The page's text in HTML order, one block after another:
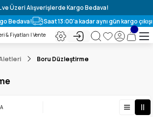
ve Üzeri Alışverişlerde Kargo Bedava!
Bedava!
Saat 13:00'a kadar aynı gün kargo
Boru Düzleştirme